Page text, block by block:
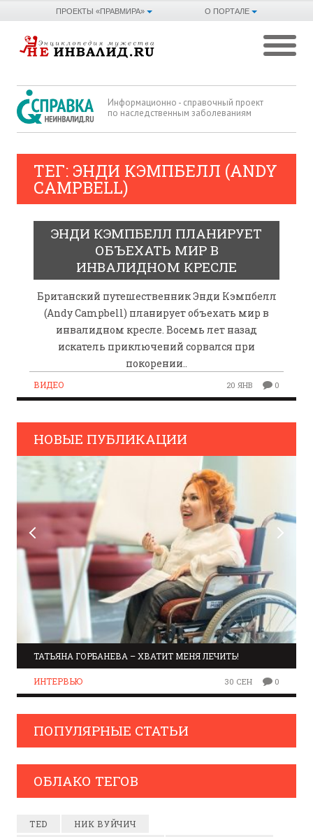
О ПОРТАЛЕ
ПРОЕКТЫ «ПРАВМИРА»
Информационно - справочный проект
по наследственным заболеваниям
ТЕГ: ЭНДИ КЭМПБЕЛЛ (ANDY
CAMPBELL)
ЭНДИ КЭМПБЕЛЛ ПЛАНИРУЕТ
ОБЪЕХАТЬ МИР В
ИНВАЛИДНОМ КРЕСЛЕ
Британский путешественник Энди Кэмпбелл
(Andy Campbell) планирует объехать мир в
инвалидном кресле. Восемь лет назад
искатель приключений сорвался при
покорении..
ВИДЕО 20 ЯНВ 0
НОВЫЕ ПУБЛИКАЦИИ
ТАТЬЯНА ГОРБАНЕВА – ХВАТИТ МЕНЯ ЛЕЧИТЬ!
ИНТЕРВЬЮ 30 СЕН 0
ПОПУЛЯРНЫЕ СТАТЬИ
ОБЛАКО ТЕГОВ
TED
НИК ВУЙЧИЧ